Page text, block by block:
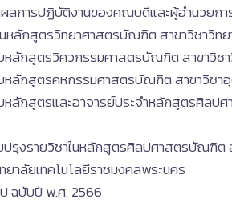
ลการปฏิบัติงานของคณบดีและผู้อำนวยกา
ลักสูตรวิทยาศาสตรบัณฑิต สาขาวิชาวิท
หลักสูตรวิศวกรรมศาสตรบัณฑิต สาขาวิ
ลักสูตรคหกรรมศาสตรบัณฑิต สาขาวิชา
หลักสูตรและอาจารย์ประจำหลักสูตรศิล
รุงรายวิชาในหลักสูตรศิลปศาสตรบัณฑิ
ยาลัยเทคโนโลยีราชมงคลพระนคร
ฉบับปี พ.ศ. 2566